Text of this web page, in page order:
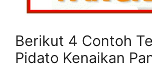
Berikut 4 Contoh
Pidato Kenaikan